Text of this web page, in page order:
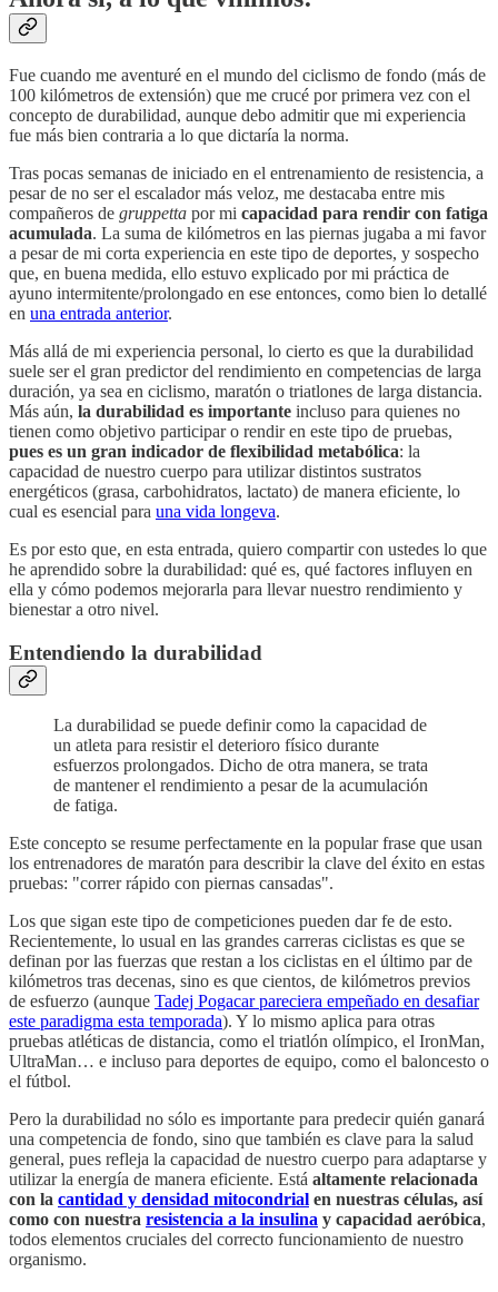
Fue cuando me aventuré en el mundo del ciclismo de fondo (más de
100 kilómetros de extensión) que me crucé por primera vez con el
concepto de durabilidad, aunque debo admitir que mi experiencia
fue más bien contraria a lo que dictaría la norma.
Tras pocas semanas de iniciado en el entrenamiento de resistencia, a
pesar de no ser el escalador más veloz, me destacaba entre mis
compañeros de gruppetta por mi capacidad para rendir con fatiga
acumulada. La suma de kilómetros en las piernas jugaba a mi favor
a pesar de mi corta experiencia en este tipo de deportes, y sospecho
que, en buena medida, ello estuvo explicado por mi práctica de
ayuno intermitente/prolongado en ese entonces, como bien lo detallé
en una entrada anterior.
Más allá de mi experiencia personal, lo cierto es que la durabilidad
suele ser el gran predictor del rendimiento en competencias de larga
duración, ya sea en ciclismo, maratón o triatlones de larga distancia.
Más aún, la durabilidad es importante incluso para quienes no
tienen como objetivo participar o rendir en este tipo de pruebas,
pues es un gran indicador de flexibilidad metabólica: la
capacidad de nuestro cuerpo para utilizar distintos sustratos
energéticos (grasa, carbohidratos, lactato) de manera eficiente, lo
cual es esencial para una vida longeva.
Es por esto que, en esta entrada, quiero compartir con ustedes lo que
he aprendido sobre la durabilidad: qué es, qué factores influyen en
ella y cómo podemos mejorarla para llevar nuestro rendimiento y
bienestar a otro nivel.
Entendiendo la durabilidad
La durabilidad se puede definir como la capacidad de
un atleta para resistir el deterioro físico durante
esfuerzos prolongados. Dicho de otra manera, se trata
de mantener el rendimiento a pesar de la acumulación
de fatiga.
Este concepto se resume perfectamente en la popular frase que usan
los entrenadores de maratón para describir la clave del éxito en estas
pruebas: "correr rápido con piernas cansadas".
Los que sigan este tipo de competiciones pueden dar fe de esto.
Recientemente, lo usual en las grandes carreras ciclistas es que se
definan por las fuerzas que restan a los ciclistas en el último par de
kilómetros tras decenas, sino es que cientos, de kilómetros previos
de esfuerzo (aunque Tadej Pogacar pareciera empeñado en desafiar
este paradigma esta temporada). Y lo mismo aplica para otras
pruebas atléticas de distancia, como el triatlón olímpico, el IronMan,
UltraMan… e incluso para deportes de equipo, como el baloncesto o
el fútbol.
Pero la durabilidad no sólo es importante para predecir quién ganará
una competencia de fondo, sino que también es clave para la salud
general, pues refleja la capacidad de nuestro cuerpo para adaptarse y
utilizar la energía de manera eficiente. Está altamente relacionada
con la cantidad y densidad mitocondrial en nuestras células, así
como con nuestra resistencia a la insulina y capacidad aeróbica,
todos elementos cruciales del correcto funcionamiento de nuestro
organismo.